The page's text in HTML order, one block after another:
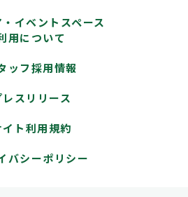
イベントスペース
用について
ッフ採用情報
レスリリース
イト利用規約
バシーポリシー